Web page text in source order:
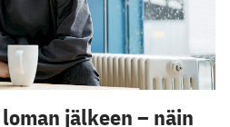
jälkeen – näin